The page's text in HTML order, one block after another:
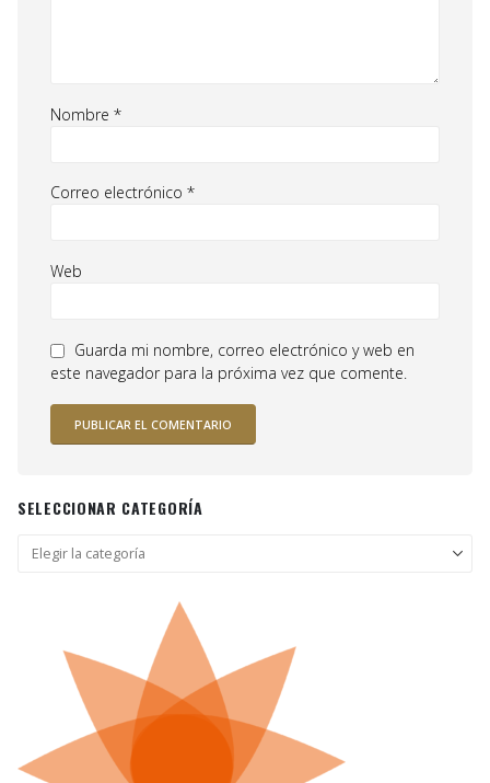
Nombre *
Correo electrónico *
Web
Guarda mi nombre, correo electrónico y web en
este navegador para la próxima vez que comente.
SELECCIONAR CATEGORÍA
Seleccionar
categoría